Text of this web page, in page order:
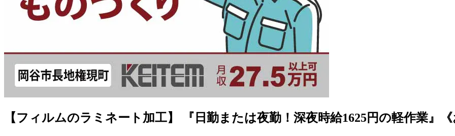
【フィルムのラミネート加工】 『日勤または夜勤！深夜時給1625円の軽作業』《